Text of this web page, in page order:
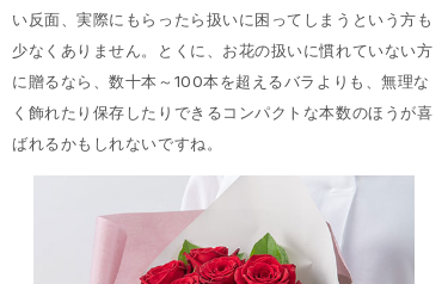
い反面、実際にもらったら扱いに困ってしまうという方も
少なくありません。とくに、お花の扱いに慣れていない方
に贈るなら、数十本～100本を超えるバラよりも、無理な
く飾れたり保存したりできるコンパクトな本数のほうが喜
ばれるかもしれないですね。